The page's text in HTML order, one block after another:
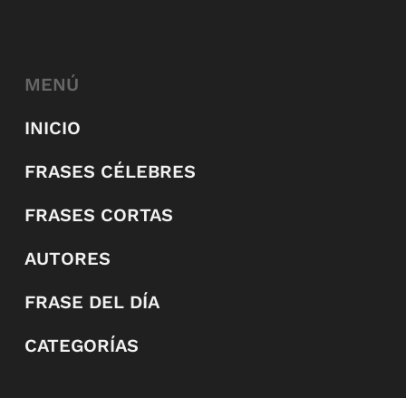
MENÚ
INICIO
FRASES CÉLEBRES
FRASES CORTAS
AUTORES
FRASE DEL DÍA
CATEGORÍAS